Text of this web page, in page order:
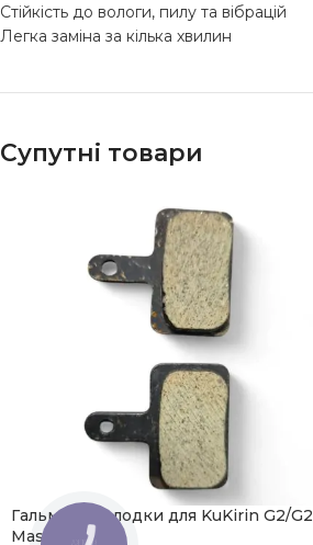
Стійкість до вологи, пилу та вібрацій
Легка заміна за кілька хвилин
Супутні товари
Гальмівні колодки для KuKirin G2/G2
Master/G4